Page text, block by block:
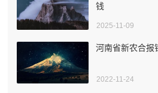
钱
2025-11-09
河南省新农合报
2022-11-24